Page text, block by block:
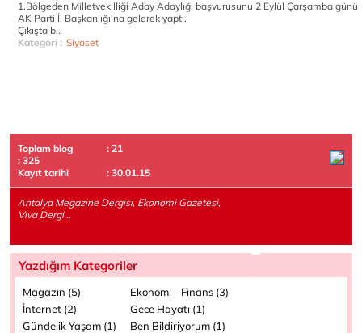
1.Bölgeden Milletvekilliği Aday Adaylığı başvurusunu 2 Eylül Çarşamba günü
AK Parti İl Başkanlığı'na gelerek yaptı.
Çıkışta b..
Kategori : Siyaset
Toplam blog
: 21
: 325
Kayıt tarihi
: 30.01.15
Antalya Megazine Dergisi, Ekonomi Gazetesi,
Viva Dergi ..
Yazdığım Kategoriler
Magazin (5)
Ekonomi - Finans (3)
İnternet (2)
Gece Hayatı (1)
Gündelik Yaşam (1)
Ben Bildiriyorum (1)